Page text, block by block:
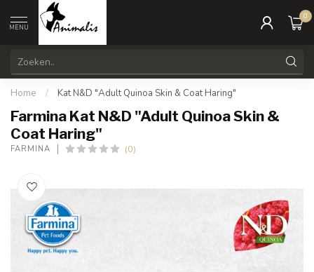
MENU
0
Home / Kat N&D "Adult Quinoa Skin & Coat Haring"
Farmina Kat N&D "Adult Quinoa Skin &
Coat Haring"
FARMINA (0)